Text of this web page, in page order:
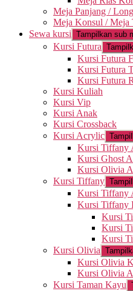
Meja Panjang /
Meja Konsul / Meja
Sewa kursi Tampilkan sub
Kursi Futura
Kursi Futura
Kursi Futura
Kursi Futura
Kursi Kuliah
Kursi Vip
Kursi Anak
Kursi Crossback
Kursi Acrylic
Kursi Tiffany
Kursi Ghost
Kursi Olivia
Kursi Tiffany
Kursi Tiffany
Kursi Tiffany
Kursi
Kursi
Kursi
Kursi Olivia
Kursi Olivia
Kursi Olivia
Kursi Taman Kayu